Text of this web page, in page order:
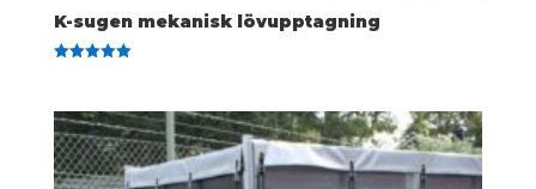
K-sugen mekanisk lövupptagning